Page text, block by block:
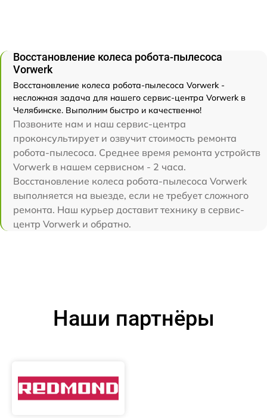
Восстановление колеса робота-пылесоса
Vorwerk
Восстановление колеса робота-пылесоса Vorwerk -
несложная задача для нашего сервис-центра Vorwerk в
Челябинске. Выполним быстро и качественно!
Позвоните нам и наш сервис-центра
проконсультирует и озвучит стоимость ремонта
робота-пылесоса. Среднее время ремонта устройств
Vorwerk в нашем сервисном - 2 часа.
Восстановление колеса робота-пылесоса Vorwerk
выполняется на выезде, если не требует сложного
ремонта. Наш курьер доставит технику в сервис-
центр Vorwerk и обратно.
Наши партнёры